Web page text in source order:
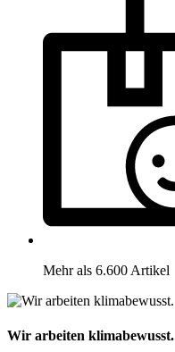
Mehr als 6.600 Artikel
Wir arbeiten klimabewusst.